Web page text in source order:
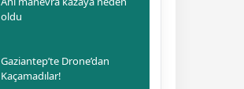
oldu
Gaziantep’te Drone’dan
Kaçamadılar!